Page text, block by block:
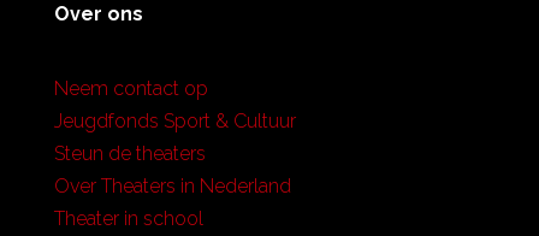
Over ons
Neem contact op
Jeugdfonds Sport & Cultuur
Steun de theaters
Over Theaters in Nederland
Theater in school